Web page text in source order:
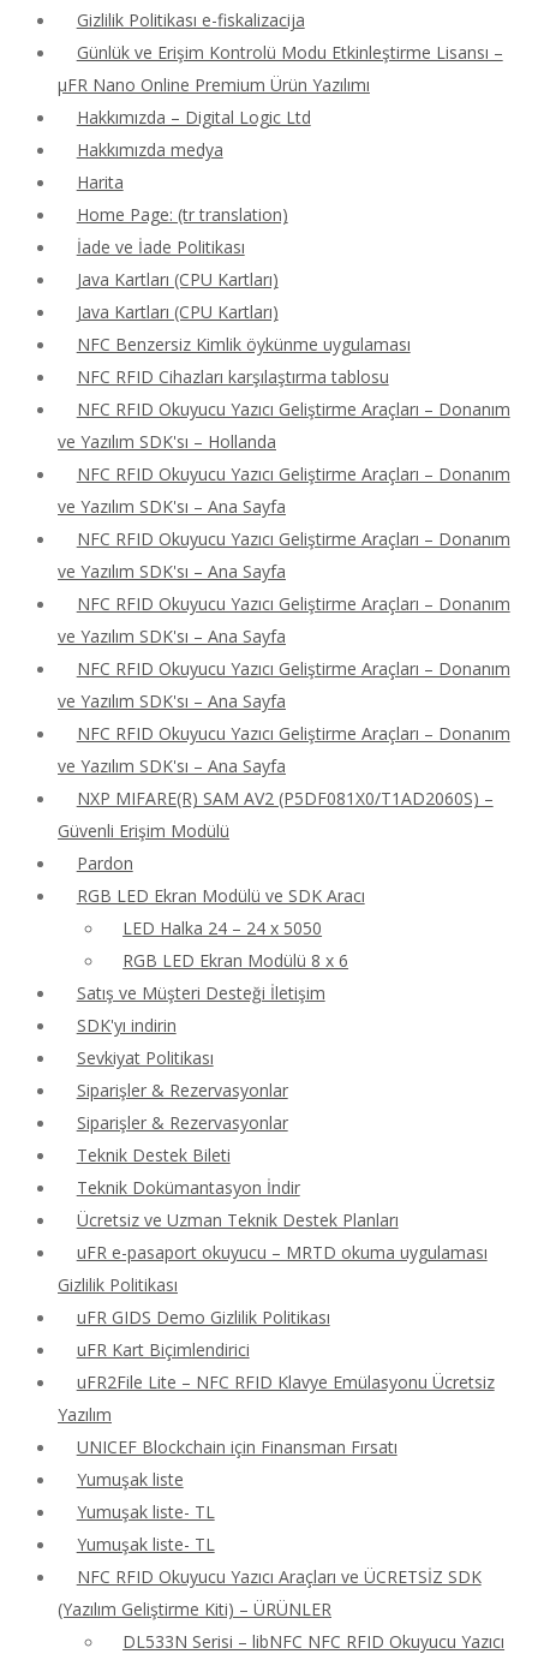
Gizlilik Politikası e-fiskalizacija
Günlük ve Erişim Kontrolü Modu Etkinleştirme Lisansı –
μFR Nano Online Premium Ürün Yazılımı
Hakkımızda – Digital Logic Ltd
Hakkımızda medya
Harita
Home Page: (tr translation)
İade ve İade Politikası
Java Kartları (CPU Kartları)
Java Kartları (CPU Kartları)
NFC Benzersiz Kimlik öykünme uygulaması
NFC RFID Cihazları karşılaştırma tablosu
NFC RFID Okuyucu Yazıcı Geliştirme Araçları – Donanım
ve Yazılım SDK'sı – Hollanda
NFC RFID Okuyucu Yazıcı Geliştirme Araçları – Donanım
ve Yazılım SDK'sı – Ana Sayfa
NFC RFID Okuyucu Yazıcı Geliştirme Araçları – Donanım
ve Yazılım SDK'sı – Ana Sayfa
NFC RFID Okuyucu Yazıcı Geliştirme Araçları – Donanım
ve Yazılım SDK'sı – Ana Sayfa
NFC RFID Okuyucu Yazıcı Geliştirme Araçları – Donanım
ve Yazılım SDK'sı – Ana Sayfa
NFC RFID Okuyucu Yazıcı Geliştirme Araçları – Donanım
ve Yazılım SDK'sı – Ana Sayfa
NXP MIFARE(R) SAM AV2 (P5DF081X0/T1AD2060S) –
Güvenli Erişim Modülü
Pardon
RGB LED Ekran Modülü ve SDK Aracı
LED Halka 24 – 24 x 5050
RGB LED Ekran Modülü 8 x 6
Satış ve Müşteri Desteği İletişim
SDK'yı indirin
Sevkiyat Politikası
Siparişler & Rezervasyonlar
Siparişler & Rezervasyonlar
Teknik Destek Bileti
Teknik Dokümantasyon İndir
Ücretsiz ve Uzman Teknik Destek Planları
uFR e-pasaport okuyucu – MRTD okuma uygulaması
Gizlilik Politikası
uFR GIDS Demo Gizlilik Politikası
uFR Kart Biçimlendirici
uFR2File Lite – NFC RFID Klavye Emülasyonu Ücretsiz
Yazılım
UNICEF Blockchain için Finansman Fırsatı
Yumuşak liste
Yumuşak liste- TL
Yumuşak liste- TL
NFC RFID Okuyucu Yazıcı Araçları ve ÜCRETSİZ SDK
(Yazılım Geliştirme Kiti) – ÜRÜNLER
DL533N Serisi – libNFC NFC RFID Okuyucu Yazıcı